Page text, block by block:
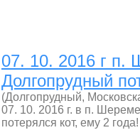
07. 10. 2016 г п.
Долгопрудный
(Долгопрудный,
07. 10. 2016 г. в п.
потерялся кот, ему 2